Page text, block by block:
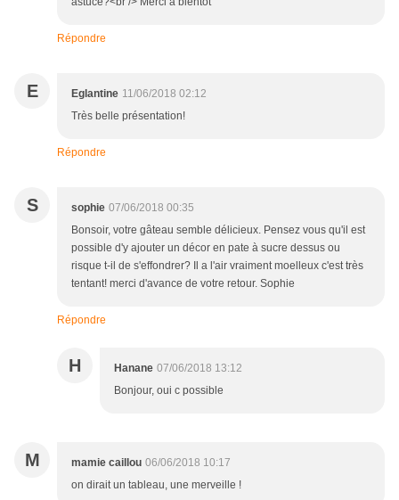
Répondre
E Eglantine 11/06/2018 02:12
Très belle présentation!
Répondre
S sophie 07/06/2018 00:35
Bonsoir, votre gâteau semble délicieux. Pensez vous qu'il est
possible d'y ajouter un décor en pate à sucre dessus ou
risque t-il de s'effondrer? Il a l'air vraiment moelleux c'est très
tentant! merci d'avance de votre retour. Sophie
Répondre
H Hanane 07/06/2018 13:12
Bonjour, oui c possible
M mamie caillou 06/06/2018 10:17
on dirait un tableau, une merveille !